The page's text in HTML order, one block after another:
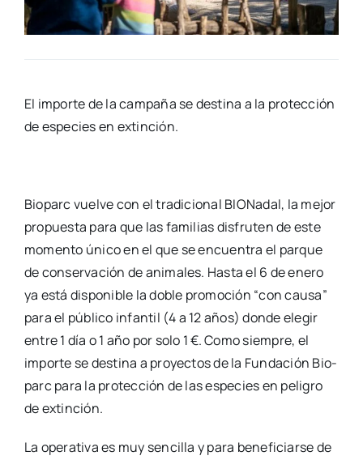
El impor­te de la cam­pa­ña se des­ti­na a la pro­tec­ción
de espe­cies en extin­ción.
Bio­parc vuel­ve con el tra­di­cio­nal BIO­Na­dal, la mejor
pro­pues­ta para que las fami­lias dis­fru­ten de este
momen­to úni­co en el que se encuen­tra el par­que
de con­ser­va­ción de ani­ma­les. Has­ta el 6 de enero
ya está dis­po­ni­ble la doble pro­mo­ción “con cau­sa”
para el públi­co infan­til (4 a 12 años) don­de ele­gir
entre 1 día o 1 año por solo 1 €. Como siem­pre, el
impor­te se des­ti­na a pro­yec­tos de la Fun­da­ción Bio­
parc para la pro­tec­ción de las espe­cies en peli­gro
de extin­ción.
La ope­ra­ti­va es muy sen­ci­lla y para bene­fi­ciar­se de